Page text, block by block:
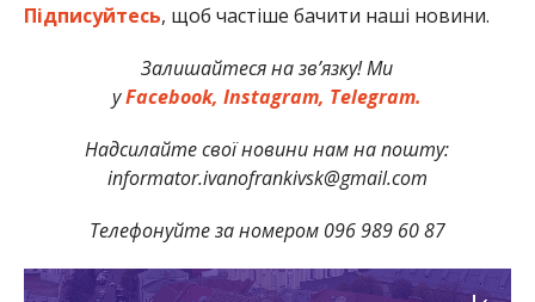
Підписуйтесь, щоб частіше бачити наші новини.
Залишайтеся на зв’язку! Ми
уFacebook, Instagram, Telegram.
Надсилайте свої новини нам на пошту:
informator.ivanofrankivsk@gmail.com
Телефонуйте за номером 096 989 60 87